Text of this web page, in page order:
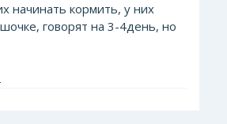
начинать кормить, у них
говорят на 3-4день, но